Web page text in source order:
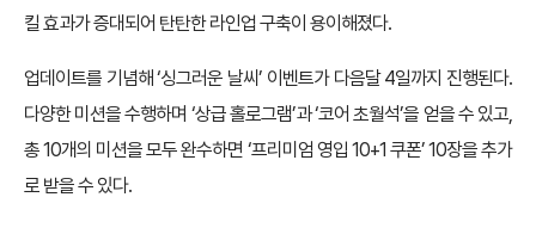
킬 효과가 증대되어 탄탄한 라인업 구축이 용이해졌다.
업데이트를 기념해 ‘싱그러운 날씨’ 이벤트가 다음달 4일까지 진행된다.
다양한 미션을 수행하며 ‘상급 홀로그램’과 ‘코어 초월석’을 얻을 수 있고,
총 10개의 미션을 모두 완수하면 ‘프리미엄 영입 10+1 쿠폰’ 10장을 추가
로 받을 수 있다.